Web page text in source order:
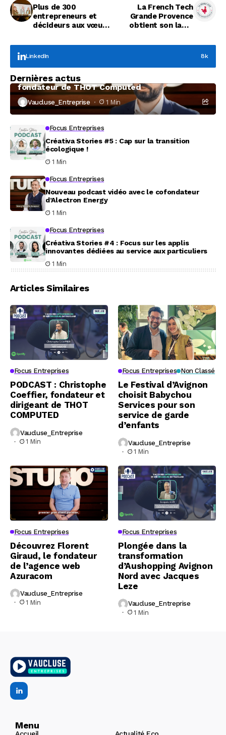
Plus de 300
entrepreneurs et
décideurs aux vœux
économique
La French Tech
Grande Provence
obtient son label
années
LinkedIn 8k
Dernières actus
À la rencontre de Christophe Coeffier, dirigeant
fondateur de THOT Computed
Vaucluse_Entreprise 1 Min
Focus Entreprises
Créativa Stories #5 : Cap sur la transition
écologique !
1 Min
Focus Entreprises
Nouveau podcast vidéo avec le cofondateur
d’Alectron Energy
1 Min
Focus Entreprises
Créativa Stories #4 : Focus sur les applis
innovantes dédiées au service aux particuliers
1 Min
Articles Similaires
Focus Entreprises
PODCAST : Christophe
Coeffier, fondateur et
dirigeant de THOT
COMPUTED
Vaucluse_Entreprise
1 Min
Focus Entreprises Non Classé
Le Festival d’Avignon
choisit Babychou
Services pour son
service de garde
d’enfants
Vaucluse_Entreprise
1 Min
Focus Entreprises
Découvrez Florent
Giraud, le fondateur
de l’agence web
Azuracom
Vaucluse_Entreprise
1 Min
Focus Entreprises
Plongée dans la
transformation
d’Aushopping Avignon
Nord avec Jacques
Leze
Vaucluse_Entreprise
1 Min
Menu